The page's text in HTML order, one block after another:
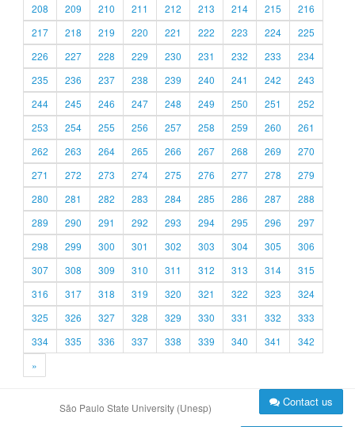
208
209 210 211 212 213 214 215
216
217
218 219 220 221 222 223 224
225
226
227 228 229 230 231 232 233
234
235
236 237 238 239 240 241 242
243
244
245 246 247 248 249 250 251
252
253
254 255 256 257 258 259 260
261
262
263 264 265 266 267 268 269
270
271
272 273 274 275 276 277 278
279
280
281 282 283 284 285 286 287
288
289
290 291 292 293 294 295 296
297
298
299 300 301 302 303 304 305
306
307
308 309 310 311 312 313 314
315
316
317 318 319 320 321 322 323
324
325
326 327 328 329 330 331 332
333
334
335 336 337 338 339 340 341
342
»
São Paulo State University (Unesp) Contact us